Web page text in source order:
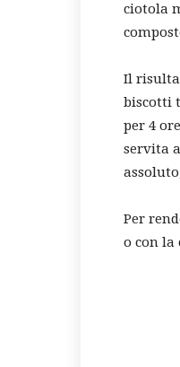
ciotola
Il
biscotti
per 4
servita
Per
o con la